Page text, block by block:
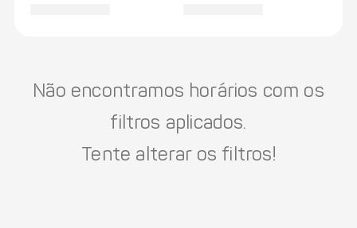
Não encontramos horários com os
filtros aplicados.
Tente alterar os filtros!